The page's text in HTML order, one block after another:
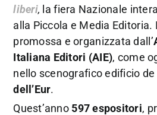
liberi, la fiera Nazionale
alla Piccola e Media
promossa e organizzata dall’
Italiana Editori (AIE), come
nello scenografico edificio de
dell’Eur.
Quest’anno 597 espositori,